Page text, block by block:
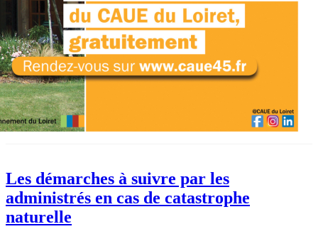
Les démarches à suivre par les
administrés en cas de catastrophe
naturelle